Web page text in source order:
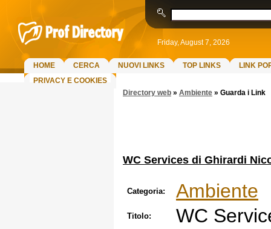
Friday, August 7, 2026
HOME CERCA NUOVI LINKS TOP LINKS
LINK
PRIVACY E COOKIES
Directory web » Ambiente » Guarda i Link
WC Services di Ghirardi
Categoria: Ambiente
Titolo: WC